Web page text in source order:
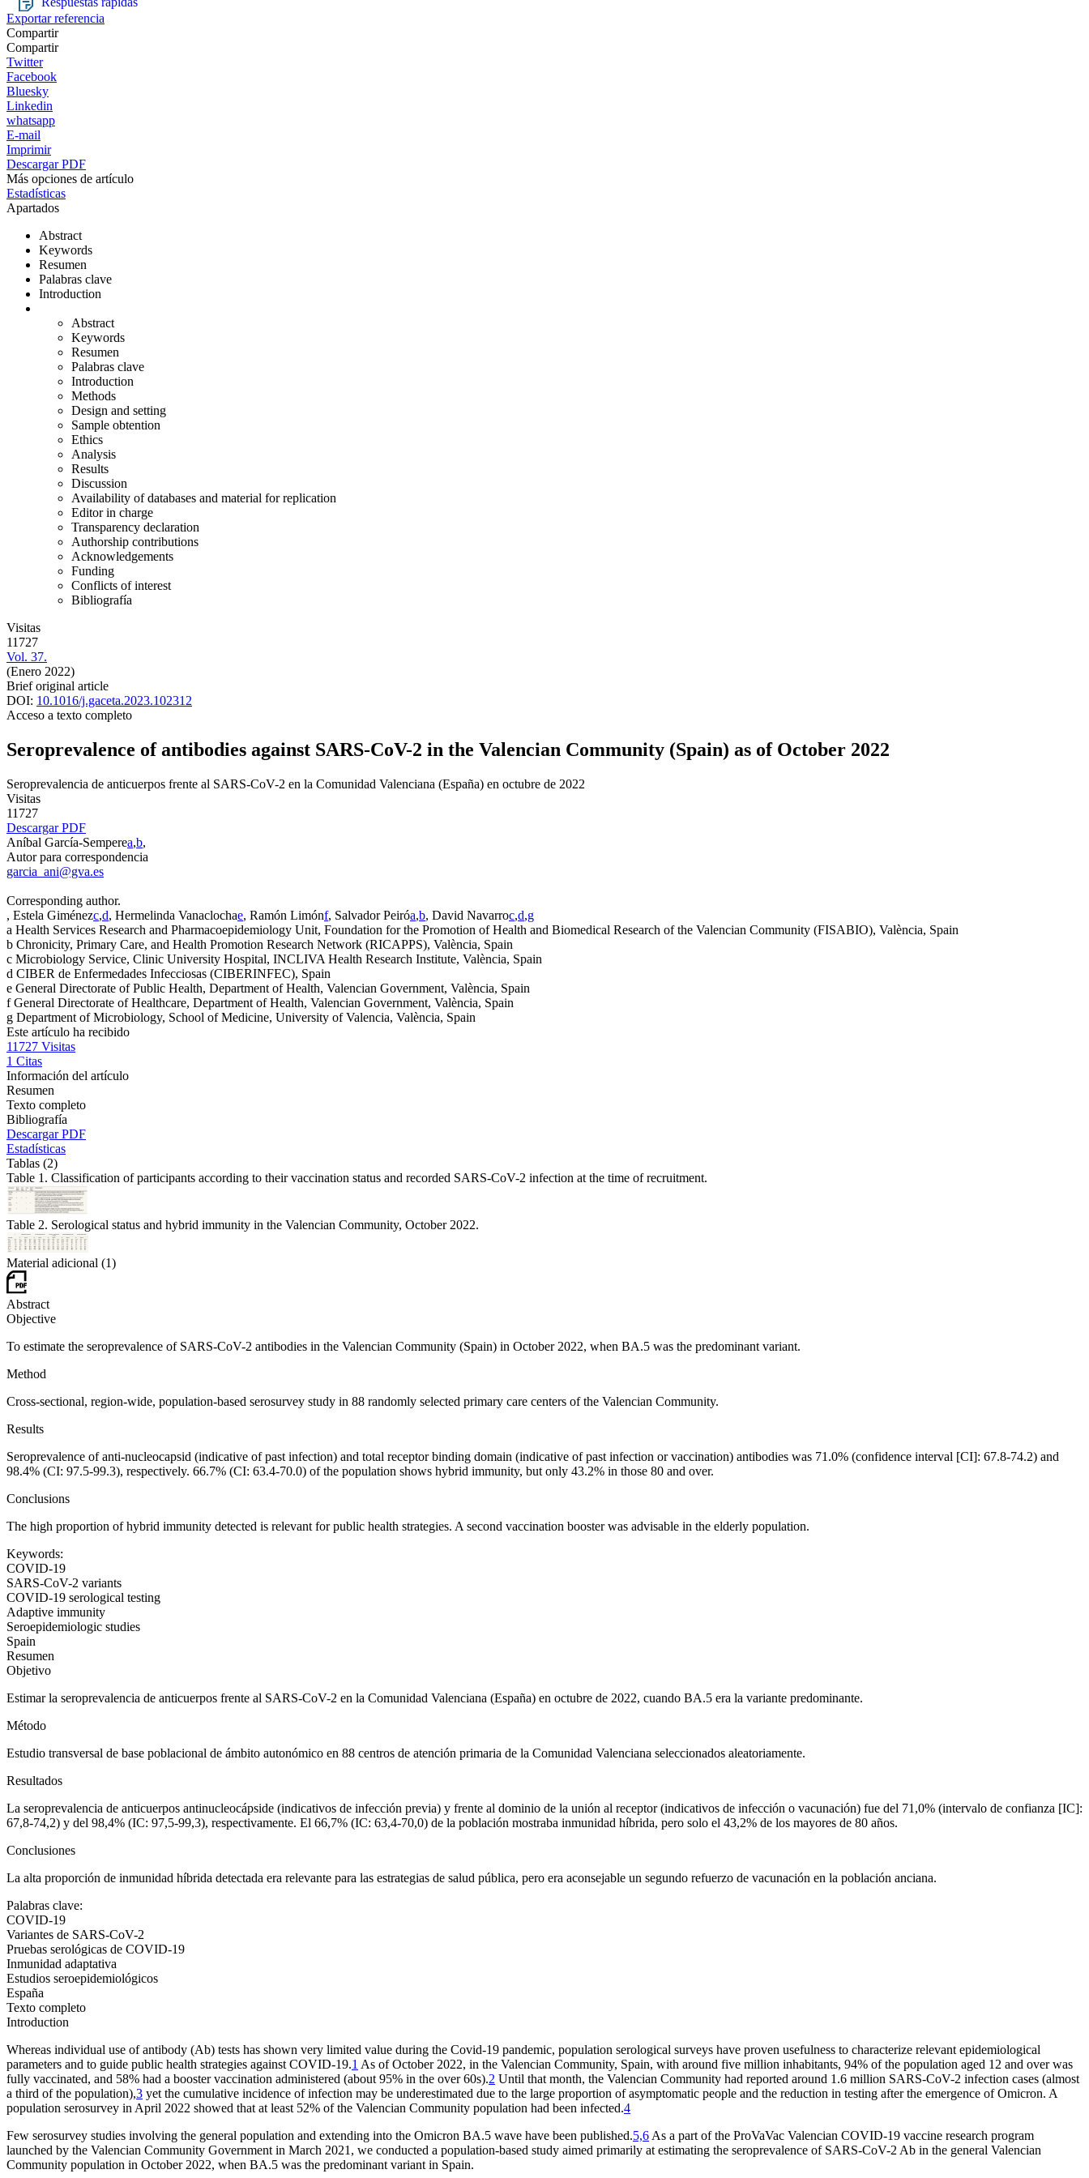
Exportar referencia
Compartir
Compartir
Twitter
Facebook
Bluesky
Linkedin
whatsapp
E-mail
Imprimir
Descargar PDF
Más opciones de artículo
Estadísticas
Apartados
Abstract
Keywords
Resumen
Palabras clave
Introduction
Abstract
Keywords
Resumen
Palabras clave
Introduction
Methods
Design and setting
Sample obtention
Ethics
Analysis
Results
Discussion
Availability of databases and material for replication
Editor in charge
Transparency declaration
Authorship contributions
Acknowledgements
Funding
Conflicts of interest
Bibliografía
Visitas
11727
Vol. 37.
(Enero 2022)
Brief original article
DOI: 10.1016/j.gaceta.2023.102312
Acceso a texto completo
Seroprevalence of antibodies against SARS-CoV-2 in the Valencian Community (Spain) as of October 2022
Seroprevalencia de anticuerpos frente al SARS-CoV-2 en la Comunidad Valenciana (España) en octubre de 2022
Visitas
11727
Descargar PDF
Aníbal García-Semperea,b,
Autor para correspondencia
garcia_ani@gva.es
Corresponding author.
, Estela Giménezc,d, Hermelinda Vanaclochae, Ramón Limónf, Salvador Peiróa,b, David Navarroc,d,g
a Health Services Research and Pharmacoepidemiology Unit, Foundation for the Promotion of Health and Biomedical Research of the Valencian Community (FISABIO), València, Spain
b Chronicity, Primary Care, and Health Promotion Research Network (RICAPPS), València, Spain
c Microbiology Service, Clinic University Hospital, INCLIVA Health Research Institute, València, Spain
d CIBER de Enfermedades Infecciosas (CIBERINFEC), Spain
e General Directorate of Public Health, Department of Health, Valencian Government, València, Spain
fGeneral Directorate of Healthcare, Department of Health, Valencian Government, València, Spain
g Department of Microbiology, School of Medicine, University of Valencia, València, Spain
Este artículo ha recibido
11727 Visitas
1 Citas
Información del artículo
Resumen
Texto completo
Bibliografía
Descargar PDF
Estadísticas
Tablas (2)
Table 1. Classification of participants according to their vaccination status and recorded SARS-CoV-2 infection at the time of recruitment.
Table 2. Serological status and hybrid immunity in the Valencian Community, October 2022.
Material adicional (1)
Abstract
Objective
To estimate the seroprevalence of SARS-CoV-2 antibodies in the Valencian Community (Spain) in October 2022, when BA.5 was the predominant variant.
Method
Cross-sectional, region-wide, population-based serosurvey study in 88 randomly selected primary care centers of the Valencian Community.
Results
Seroprevalence of anti-nucleocapsid (indicative of past infection) and total receptor binding domain (indicative of past infection or vaccination) antibodies was 71.0% (confidence interval [CI]: 67.8-74.2) and
98.4% (CI: 97.5-99.3), respectively. 66.7% (CI: 63.4-70.0) of the population shows hybrid immunity, but only 43.2% in those 80 and over.
Conclusions
The high proportion of hybrid immunity detected is relevant for public health strategies. A second vaccination booster was advisable in the elderly population.
Keywords:
COVID-19
SARS-CoV-2 variants
COVID-19 serological testing
Adaptive immunity
Seroepidemiologic studies
Spain
Resumen
Objetivo
Estimar la seroprevalencia de anticuerpos frente al SARS-CoV-2 en la Comunidad Valenciana (España) en octubre de 2022, cuando BA.5 era la variante predominante.
Método
Estudio transversal de base poblacional de ámbito autonómico en 88 centros de atención primaria de la Comunidad Valenciana seleccionados aleatoriamente.
Resultados
La seroprevalencia de anticuerpos antinucleocápside (indicativos de infección previa) y frente al dominio de la unión al receptor (indicativos de infección o vacunación) fue del 71,0% (intervalo de confianza [IC]:
67,8-74,2) y del 98,4% (IC: 97,5-99,3), respectivamente. El 66,7% (IC: 63,4-70,0) de la población mostraba inmunidad híbrida, pero solo el 43,2% de los mayores de 80 años.
Conclusiones
La alta proporción de inmunidad híbrida detectada era relevante para las estrategias de salud pública, pero era aconsejable un segundo refuerzo de vacunación en la población anciana.
Palabras clave:
COVID-19
Variantes de SARS-CoV-2
Pruebas serológicas de COVID-19
Inmunidad adaptativa
Estudios seroepidemiológicos
España
Texto completo
Introduction
Whereas individual use of antibody (Ab) tests has shown very limited value during the Covid-19 pandemic, population serological surveys have proven usefulness to characterize relevant epidemiological
parameters and to guide public health strategies against COVID-19.1 As of October 2022, in the Valencian Community, Spain, with around five million inhabitants, 94% of the population aged 12 and over was
fully vaccinated, and 58% had a booster vaccination administered (about 95% in the over 60s).2 Until that month, the Valencian Community had reported around 1.6 million SARS-CoV-2 infection cases (almost
a third of the population),3 yet the cumulative incidence of infection may be underestimated due to the large proportion of asymptomatic people and the reduction in testing after the emergence of Omicron. A
population serosurvey in April 2022 showed that at least 52% of the Valencian Community population had been infected.4
Few serosurvey studies involving the general population and extending into the Omicron BA.5 wave have been published.5,6 As a part of the ProVaVac Valencian COVID-19 vaccine research program
launched by the Valencian Community Government in March 2021, we conducted a population-based study aimed primarily at estimating the seroprevalence of SARS-CoV-2 Ab in the general Valencian
Community population in October 2022, when BA.5 was the predominant variant in Spain.